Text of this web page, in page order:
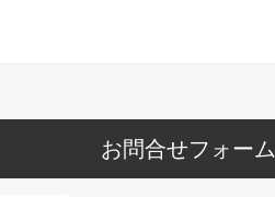
お問合せフォーム